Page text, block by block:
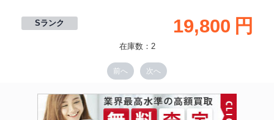
Sランク 19,800 円
在庫数：2
前へ 次へ